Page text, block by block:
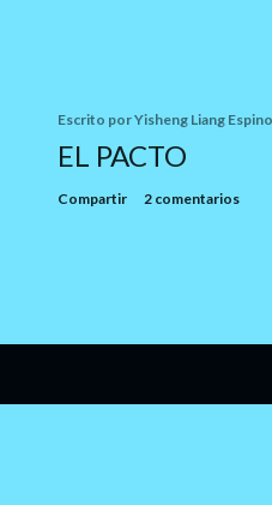
Escrito porYisheng Liang
EL PACTO
Compartir 2 comentarios